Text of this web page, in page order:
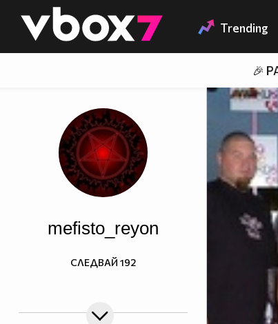
👾 Trending
🎉
mefisto_reyon
СЛЕДВАЙ 192